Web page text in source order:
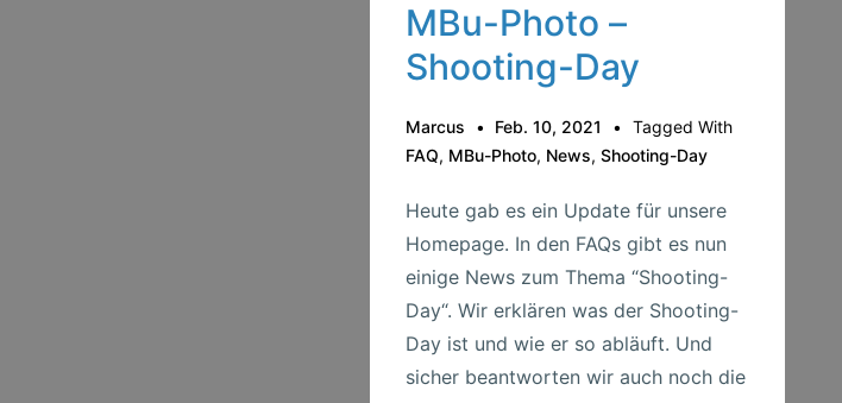
MBu-Photo –
Shooting-Day
Marcus Feb. 10, 2021
Tagged With
FAQ, MBu-Photo, News, Shooting-Day
Heute gab es ein Update für unsere
Homepage. In den FAQs gibt es nun
einige News zum Thema “Shooting-
Day“. Wir erklären was der Shooting-
Day ist und wie er so abläuft. Und
sicher beantworten wir auch noch die